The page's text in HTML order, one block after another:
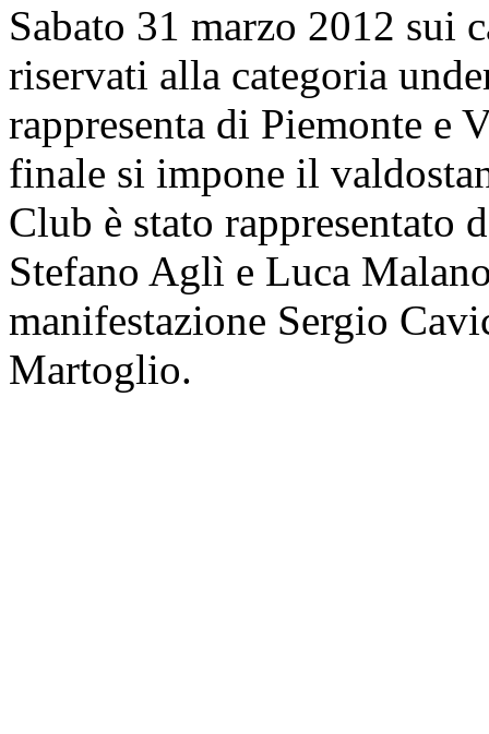
Sabato 31 marzo 2012 sui
riservati alla categoria
rappresenta di Piemonte e
finale si impone il
Club è stato rappresentato
Stefano Aglì e Luca
manifestazione Sergio
Martoglio.